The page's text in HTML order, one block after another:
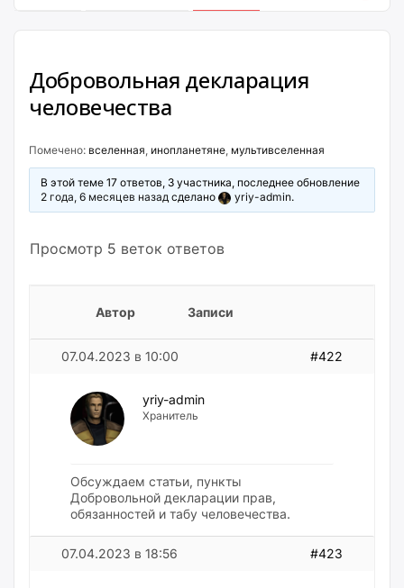
Добровольная декларация
человечества
Помечено: вселенная, инопланетяне, мультивселенная
В этой теме 17 ответов, 3 участника, последнее обновление
2 года, 6 месяцев назадсделано yriy-admin.
Просмотр 5 веток ответов
Автор Записи
07.04.2023 в 10:00 #422
yriy-admin
Хранитель
Обсуждаем статьи, пункты
Добровольной декларации прав,
обязанностей и табу человечества.
07.04.2023 в 18:56 #423